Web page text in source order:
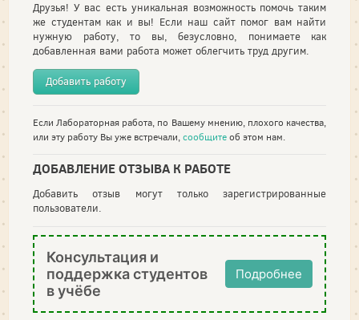
Друзья! У вас есть уникальная возможность помочь таким
же студентам как и вы! Если наш сайт помог вам найти
нужную работу, то вы, безусловно, понимаете как
добавленная вами работа может облегчить труд другим.
Добавить работу
Если Лабораторная работа, по Вашему мнению, плохого качества,
или эту работу Вы уже встречали,сообщитеоб этом нам.
ДОБАВЛЕНИЕ ОТЗЫВА К РАБОТЕ
Добавить отзыв могут только зарегистрированные
пользователи.
Консультация и
поддержка студентов
в учёбе
Подробнее